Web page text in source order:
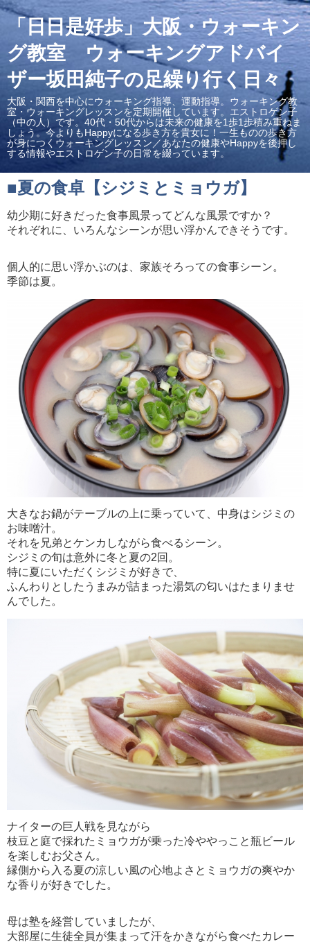
「日日是好歩」大阪・ウォーキン
グ教室 ウォーキングアドバイ
ザー坂田純子の足繰り行く日々
大阪・関西を中心にウォーキング指導、運動指導。ウォーキング教
室・ウォーキングレッスンを定期開催しています。エストロゲン子
（中の人）です。40代・50代からは未来の健康を1歩1歩積み重ねま
しょう。今よりもHappyになる歩き方を貴女に！一生ものの歩き方
が身につくウォーキングレッスン／あなたの健康やHappyを後押し
する情報やエストロゲン子の日常を綴っています。
■夏の食卓【シジミとミョウガ】
幼少期に好きだった食事風景ってどんな風景ですか？
それぞれに、いろんなシーンが思い浮かんできそうです。
個人的に思い浮かぶのは、家族そろっての食事シーン。
季節は夏。
大きなお鍋がテーブルの上に乗っていて、中身はシジミの
お味噌汁。
それを兄弟とケンカしながら食べるシーン。
シジミの旬は意外に冬と夏の2回。
特に夏にいただくシジミが好きで、
ふんわりとしたうまみが詰まった湯気の匂いはたまりませ
んでした。
ナイターの巨人戦を見ながら
枝豆と庭で採れたミョウガが乗った冷ややっこと瓶ビール
を楽しむお父さん。
縁側から入る夏の涼しい風の心地よさとミョウガの爽やか
な香りが好きでした。
母は塾を経営していましたが、
大部屋に生徒全員が集まって汗をかきながら食べたカレー